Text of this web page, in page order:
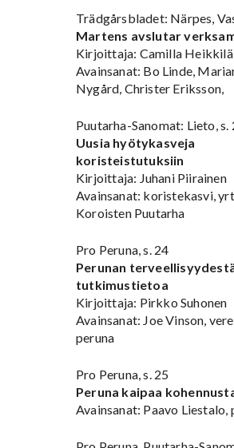
Trädgårsbladet: Närpes,
Martens avslutar
Kirjoittaja: Camilla Heikkilä
Avainsanat: Bo Linde,
Nygård, Christer Eriksson,
Puutarha-Sanomat: Lieto, s.
Uusia hyötykasveja
koristeistutuksiin
Kirjoittaja: Juhani Piirainen
Avainsanat: koristekasvi,
Koroisten Puutarha
Pro Peruna, s. 24
Perunan
tutkimustietoa
Kirjoittaja: Pirkko Suhonen
Avainsanat: Joe Vinson,
peruna
Pro Peruna, s. 25
Peruna kaipaa
Avainsanat: Paavo Liestalo,